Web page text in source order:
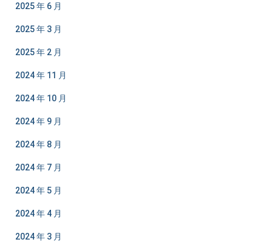
2025 年 6 月
2025 年 3 月
2025 年 2 月
2024 年 11 月
2024 年 10 月
2024 年 9 月
2024 年 8 月
2024 年 7 月
2024 年 5 月
2024 年 4 月
2024 年 3 月